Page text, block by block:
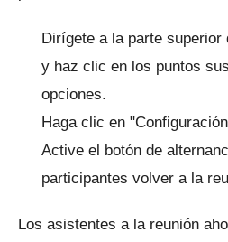
Dirígete a la parte superior
y haz clic en los puntos
opciones.
Haga clic en
Active el botón de
participantes volver a la
Los asistentes a la reunión